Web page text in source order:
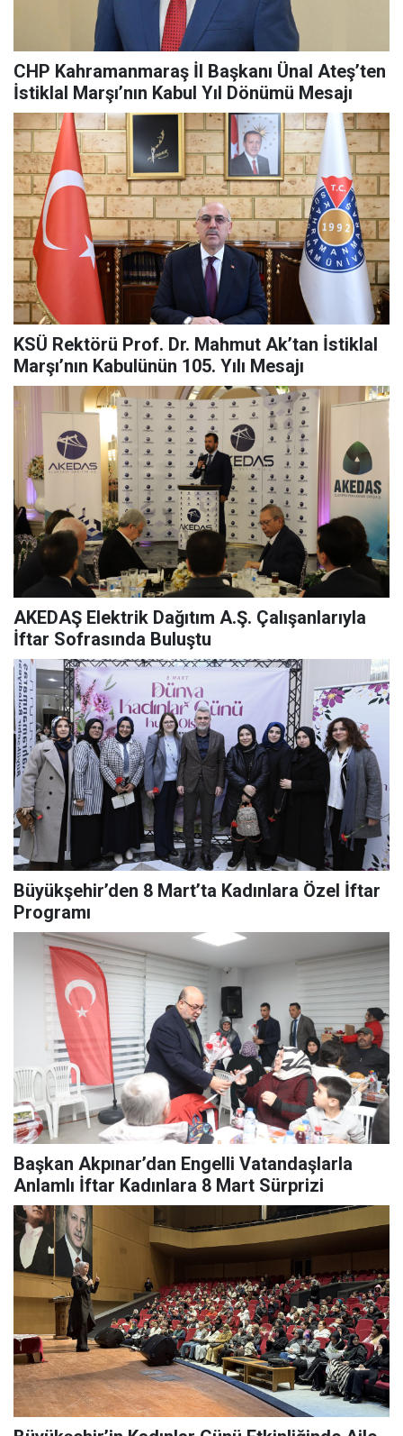
CHP Kahramanmaraş İl Başkanı Ünal Ateş’ten
İstiklal Marşı’nın Kabul Yıl Dönümü Mesajı
KSÜ Rektörü Prof. Dr. Mahmut Ak’tan İstiklal
Marşı’nın Kabulünün 105. Yılı Mesajı
AKEDAŞ Elektrik Dağıtım A.Ş. Çalışanlarıyla
İftar Sofrasında Buluştu
Büyükşehir’den 8 Mart’ta Kadınlara Özel İftar
Programı
Başkan Akpınar’dan Engelli Vatandaşlarla
Anlamlı İftar Kadınlara 8 Mart Sürprizi